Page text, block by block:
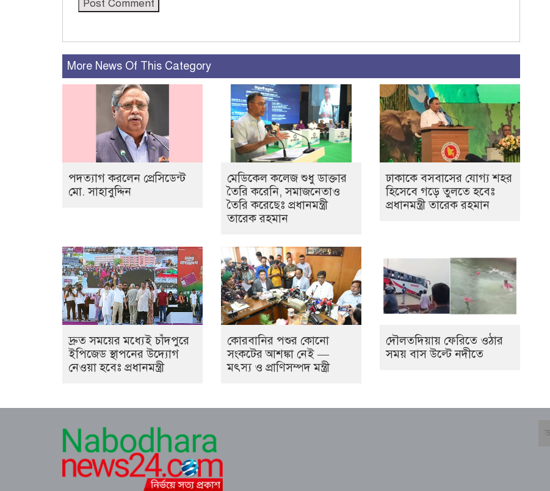
More News Of This Category
পদত্যাগ করলেন প্রেসিডেন্ট
মো. সাহাবুদ্দিন
মেডিকেল কলেজ শুধু ডাক্তার
তৈরি করেনি, সমাজনেতাও
তৈরি করেছেঃ প্রধানমন্ত্রী
তারেক রহমান
ঢাকাকে বসবাসের যোগ্য শহর
হিসেবে গড়ে তুলতে হবেঃ
প্রধানমন্ত্রী তারেক রহমান
দ্রুত সময়ের মধ্যেই চাঁদপুরে
ইপিজেড স্থাপনের উদ্যোগ
নেওয়া হবেঃ প্রধানমন্ত্রী
কোরবানির পশুর কোনো
সংকটের আশঙ্কা নেই —
মৎস্য ও প্রাণিসম্পদ মন্ত্রী
দৌলতদিয়ায় ফেরিতে ওঠার
সময় বাস উল্টে নদীতে